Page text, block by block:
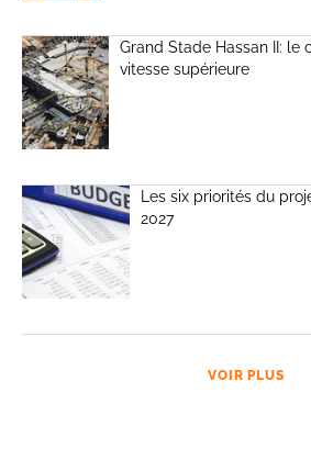
Grand Stade Hassan II: le
vitesse supérieure
Les six priorités du
2027
VOIR PLUS